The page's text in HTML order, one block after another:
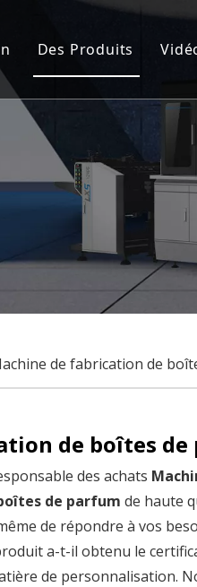
Des Produits
Machine de
Positionnement
Machine de
Machine à
Personnalisation
de fabrication de
de boîtes
des achats
de parfum de haute
de répondre à vos
a-t-il obtenu le
de personnalisation.